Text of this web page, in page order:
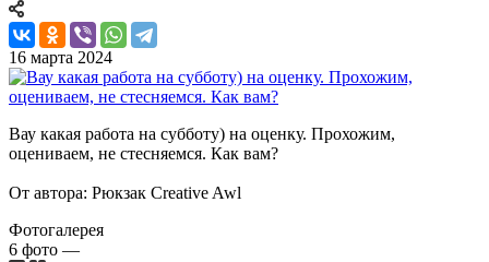
16 марта 2024
Вау какая работа на субботу) на оценку. Прохожим,
оцениваем, не стесняемся. Как вам?
От автора: Рюкзак Creative Awl
Фотогалерея
6 фото —